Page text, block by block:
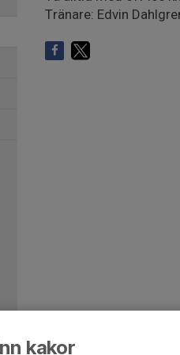
Tränare: Edvin
kakor